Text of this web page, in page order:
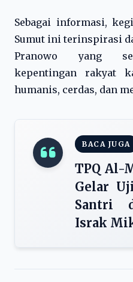
Sebagai informasi,
Sumut ini terinspirasi
Pranowo yang
kepentingan rakyat
humanis, cerdas, dan
BACA JUGA
TPQ Al-
Gelar
Santri
Israk